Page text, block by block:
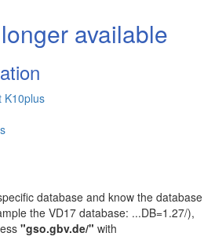
available
K10plus
database and know the database
the VD17 database: ...DB=1.27/),
"gso.gbv.de/" with